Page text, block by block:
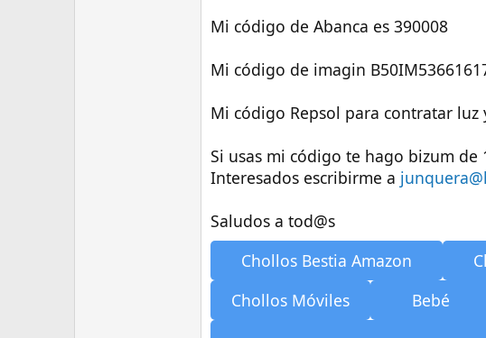
Mi código de Abanca es 390008
Mi código de imagin
Mi código Repsol para contratar luz
Si usas mi código te hago bizum de
Interesados escribirme a
Saludos a tod@s
Chollos Bestia Amazon
Chollos Móviles
Bebé